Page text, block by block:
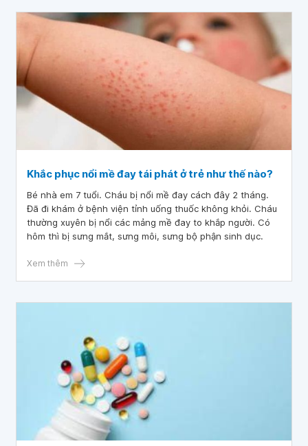
Khắc phục nổi mề đay tái phát ở trẻ như thế nào?
Bé nhà em 7 tuổi. Cháu bị nổi mề đay cách đây 2 tháng.
Đã đi khám ở bệnh viện tỉnh uống thuốc không khỏi. Cháu
thường xuyên bị nổi các mảng mề đay to khắp người. Có
hôm thì bị sưng mắt, sưng môi, sưng bộ phận sinh dục.
Xem thêm